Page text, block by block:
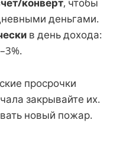
конверт, чтобы
деньгами.
в день дохода:
просрочки
закрывайте их.
новый пожар.